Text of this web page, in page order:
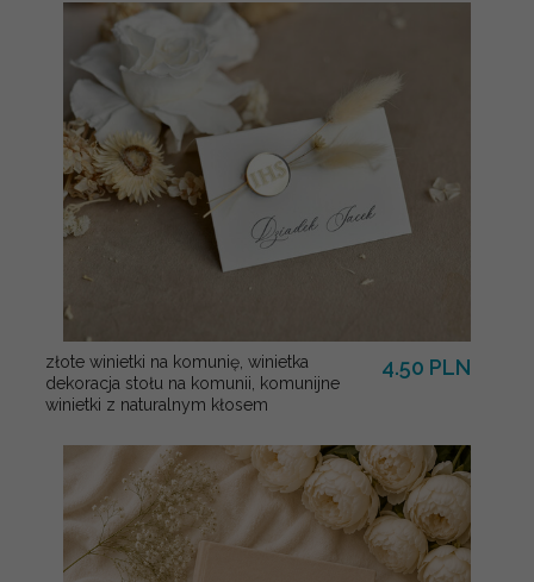
złote winietki na komunię, winietka
dekoracja stołu na komunii, komunijne
winietki z naturalnym kłosem
4.50 PLN